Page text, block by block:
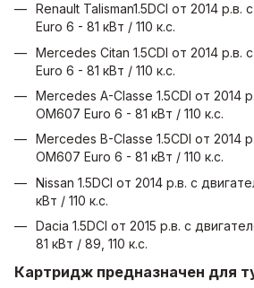
Renault Talisman1.5DCI от 2014 р.в.
Euro 6 - 81 кВт / 110 к.с.
Mercedes Citan 1.5CDI от 2014 р.в.
Euro 6 - 81 кВт / 110 к.с.
Mercedes A-Classe 1.5CDI от 2014
OM607 Euro 6 - 81 кВт / 110 к.с.
Mercedes B-Classe 1.5CDI от 2014
OM607 Euro 6 - 81 кВт / 110 к.с.
Nissan 1.5DCI от 2014 р.в. с
кВт / 110 к.с.
Dacia 1.5DCI от 2015 р.в. с
81 кВт / 89, 110 к.с.
Картридж предназначен для